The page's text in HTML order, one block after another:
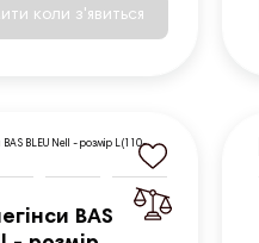
коли з'явиться
BAS